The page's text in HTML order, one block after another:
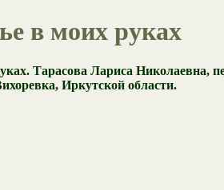
в моих руках
Тарасова Лариса Николаевна,
Иркутской области.